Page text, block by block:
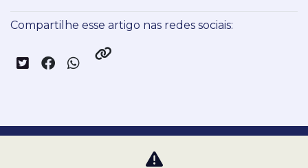
Compartilhe esse artigo nas redes sociais: